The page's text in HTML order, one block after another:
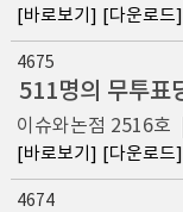
[바로보기] [다운로드]
4675
이슈와논점 2516호
[바로보기] [다운로드]
4674